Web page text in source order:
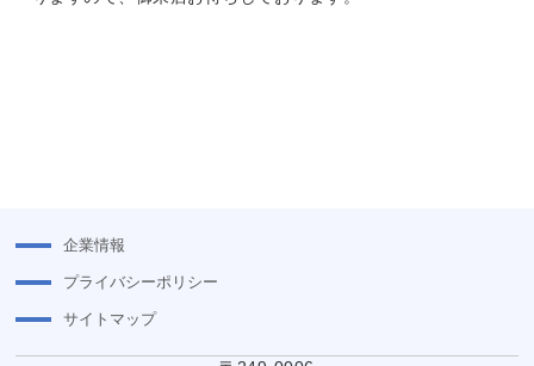
企業情報
プライバシーポリシー
サイトマップ